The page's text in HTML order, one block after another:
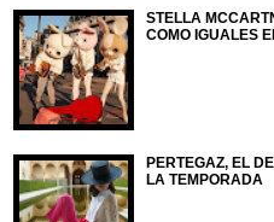
STELLA
COMO IGUALES
PERTEGAZ, EL
LA TEMPORADA